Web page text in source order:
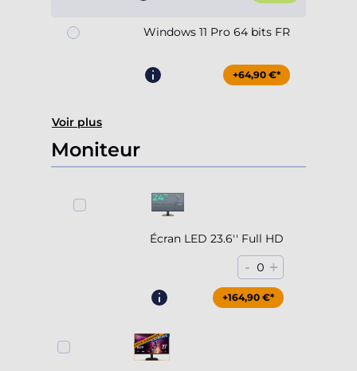
Windows 11 Pro 64 bits FR
+64,90 €*
Voir plus
Moniteur
Écran LED 23.6'' Full HD
- 0 +
+164,90 €*